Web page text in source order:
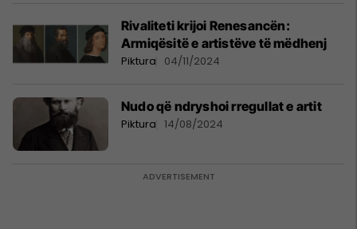
Rivaliteti krijoi Renesancën:
Armiqësitë e artistëve të mëdhenj
Piktura 04/11/2024
Nudo që ndryshoi rregullat e artit
Piktura 14/08/2024